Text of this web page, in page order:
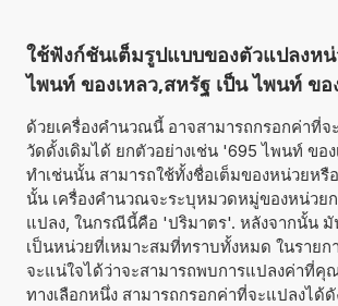
ใช้ฟังก์ชันเต็มรูปแบบของตัวแปลงห
ไพนท์ ของเหลว,สหรัฐ เป็น ไพนท์ ข
ด้วยเครื่องคำนวณนี้ อาจสามารถกรอกค่าที่จ
วัดดั้งเดิมได้ ยกตัวอย่างเช่น '695 ไพนท์ ขอ
ทำเช่นนั้น สามารถใช้ทั้งชื่อเต็มของหน่วยหรื
นั้น เครื่องคำนวณจะระบุหมวดหมู่ของหน่วย
แปลง, ในกรณีนี้คือ 'ปริมาตร'. หลังจากนั้น มั
เป็นหน่วยที่เหมาะสมที่ทราบทั้งหมด ในราย
จะแน่ใจได้ว่าจะสามารถพบการแปลงค่าที่คุ
ทางเลือกหนึ่ง สามารถกรอกค่าที่จะแปลงได้